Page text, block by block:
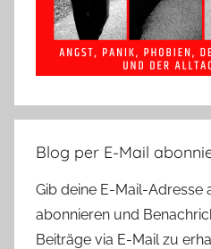
Blog per E-Mail
Gib deine E-Mail-Adresse
abonnieren und
Beiträge via E-Mail zu